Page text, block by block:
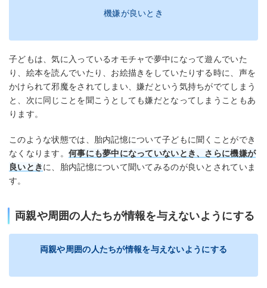
機嫌が良いとき
子どもは、気に入っているオモチャで夢中になって遊んでいた
り、絵本を読んでいたり、お絵描きをしていたりする時に、声を
かけられて邪魔をされてしまい、嫌だという気持ちがでてしまう
と、次に同じことを聞こうとしても嫌だとなってしまうこともあ
ります。
このような状態では、胎内記憶について子どもに聞くことができ
なくなります。 何事にも夢中になっていないとき、さらに機嫌が
良いときに、胎内記憶について聞いてみるのが良いとされていま
す。
両親や周囲の人たちが情報を与えないようにする
両親や周囲の人たちが情報を与えないようにする